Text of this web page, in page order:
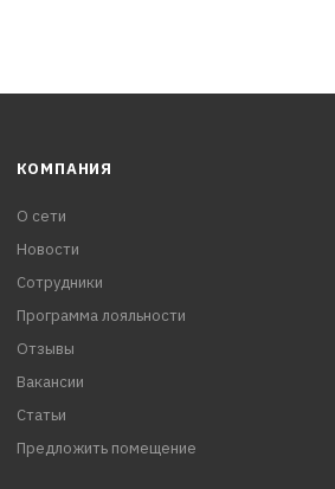
КОМПАНИЯ
О сети
Новости
Сотрудники
Программа лояльности
Отзывы
Вакансии
Статьи
Предложить помещение